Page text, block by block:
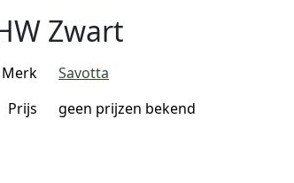
Zwart
Merk
Savotta
Prijs
geen prijzen bekend